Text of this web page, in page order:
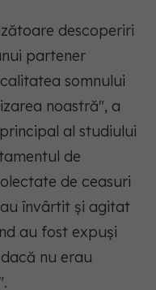
descoperiri
partener
somnului
noastră", a
al studiului
de
de ceasuri
învârtit și agitat
au fost expuși
nu erau